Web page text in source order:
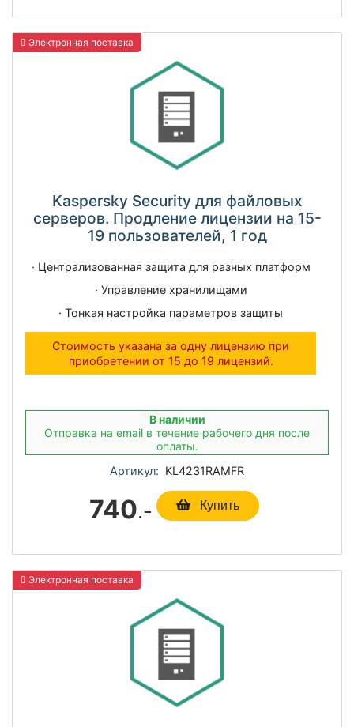
Электронная поставка
Kaspersky Security для файловых
серверов. Продление лицензии на 15-
19 пользователей, 1 год
· Централизованная защита для разных платформ
· Управление хранилищами
· Тонкая настройка параметров защиты
Стоимость указана за одну лицензию при
приобретении от 15 до 19 лицензий.
В наличии
Отправка на email в течение рабочего дня после
оплаты.
Артикул: KL4231RAMFR
740.- Купить
Электронная поставка